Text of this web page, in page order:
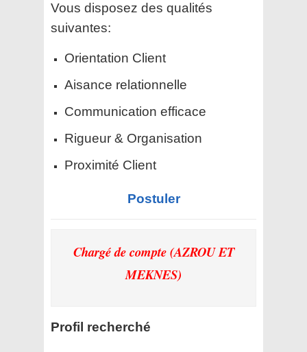
Vous disposez des qualités
suivantes:
Orientation Client
Aisance relationnelle
Communication efficace
Rigueur & Organisation
Proximité Client
Postuler
Chargé de compte (AZROU ET
MEKNES)
Profil recherché